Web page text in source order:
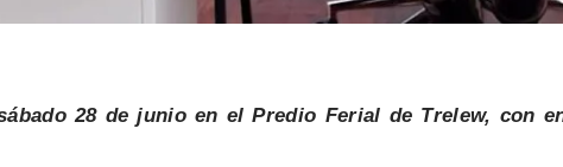
28 de junio en el Predio Ferial de Trelew, con